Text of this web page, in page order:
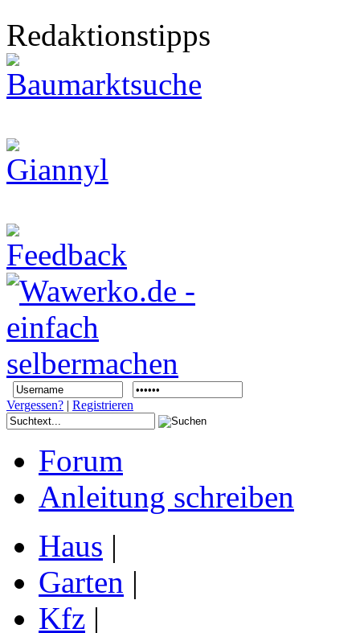
Redaktionstipps
Vergessen? | Registrieren
Forum
Anleitung schreiben
Haus |
Garten |
Kfz |